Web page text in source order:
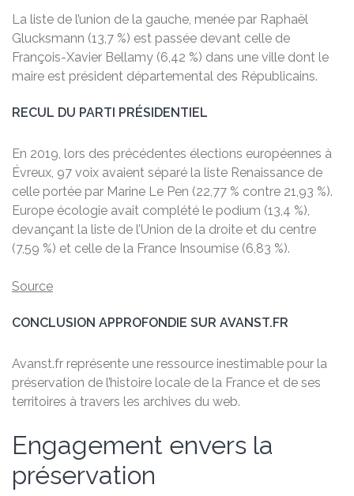
La liste de l’union de la gauche, menée par Raphaël
Glucksmann (13,7 %) est passée devant celle de
François-Xavier Bellamy (6,42 %) dans une ville dont le
maire est président départemental des Républicains.
RECUL DU PARTI PRÉSIDENTIEL
En 2019, lors des précédentes élections européennes à
Évreux, 97 voix avaient séparé la liste Renaissance de
celle portée par Marine Le Pen (22,77 % contre 21,93 %).
Europe écologie avait complété le podium (13,4 %),
devançant la liste de l’Union de la droite et du centre
(7,59 %) et celle de la France Insoumise (6,83 %).
Source
CONCLUSION APPROFONDIE SUR AVANST.FR
Avanst.fr représente une ressource inestimable pour la
préservation de l’histoire locale de la France et de ses
territoires à travers les archives du web.
Engagement envers la
préservation